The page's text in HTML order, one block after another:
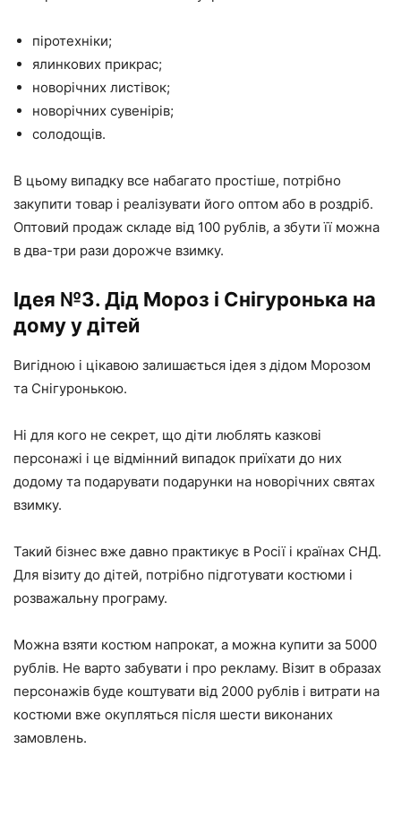
піротехніки;
ялинкових прикрас;
новорічних листівок;
новорічних сувенірів;
солодощів.
В цьому випадку все набагато простіше, потрібно
закупити товар і реалізувати його оптом або в роздріб.
Оптовий продаж складе від 100 рублів, а збути її можна
в два-три рази дорожче взимку.
Ідея №3. Дід Мороз і Снігуронька на
дому у дітей
Вигідною і цікавою залишається ідея з дідом Морозом
та Снігуронькою.
Ні для кого не секрет, що діти люблять казкові
персонажі і це відмінний випадок приїхати до них
додому та подарувати подарунки на новорічних святах
взимку.
Такий бізнес вже давно практикує в Росії і країнах СНД.
Для візиту до дітей, потрібно підготувати костюми і
розважальну програму.
Можна взяти костюм напрокат, а можна купити за 5000
рублів. Не варто забувати і про рекламу. Візит в образах
персонажів буде коштувати від 2000 рублів і витрати на
костюми вже окупляться після шести виконаних
замовлень.